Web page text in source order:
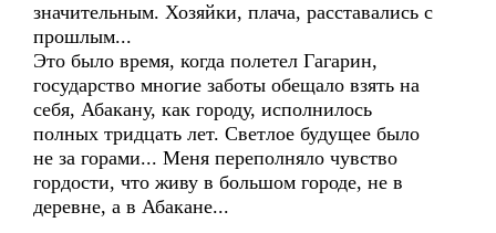
значительным. Хозяйки, плача, расставались с
прошлым...
Это было время, когда полетел Гагарин,
государство многие заботы обещало взять на
себя, Абакану, как городу, исполнилось
полных тридцать лет. Светлое будущее было
не за горами... Меня переполняло чувство
гордости, что живу в большом городе, не в
деревне, а в Абакане...